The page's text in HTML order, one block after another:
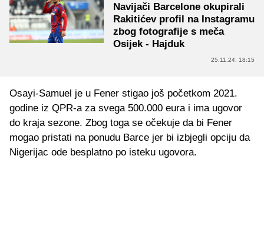
Navijači Barcelone okupirali
Rakitićev profil na Instagramu
zbog fotografije s meča
Osijek - Hajduk
25.11.24. 18:15
Osayi-Samuel je u Fener stigao još početkom 2021.
godine iz QPR-a za svega 500.000 eura i ima ugovor
do kraja sezone. Zbog toga se očekuje da bi Fener
mogao pristati na ponudu Barce jer bi izbjegli opciju da
Nigerijac ode besplatno po isteku ugovora.